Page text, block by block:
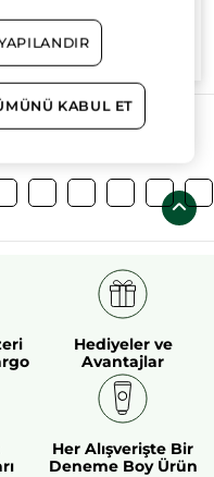
bitkisel
sahası
Hediyeler ve
Avantajlar
Her Alışverişte Bir
Deneme Boy Ürün
KABUL ET